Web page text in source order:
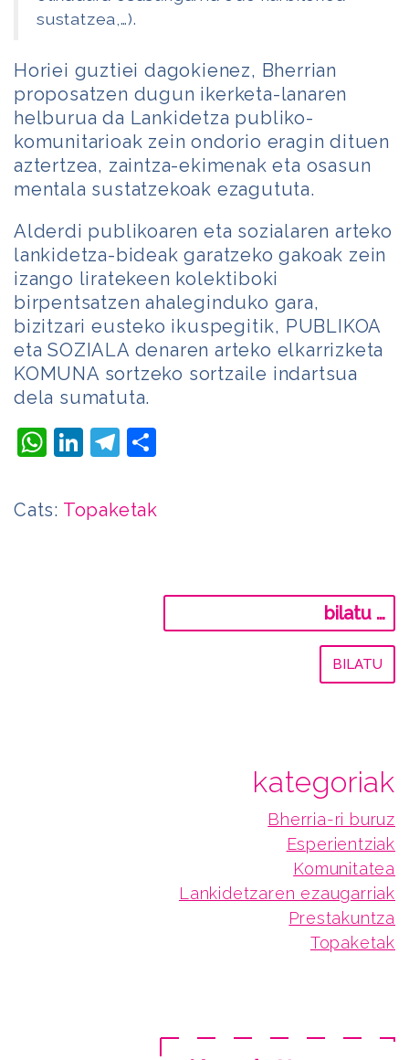
sustatzea,…).
Horiei guztiei dagokienez, Bherrian
proposatzen dugun ikerketa-lanaren
helburua da Lankidetza publiko-
komunitarioak zein ondorio eragin dituen
aztertzea, zaintza-ekimenak eta osasun
mentala sustatzekoak ezagututa.
Alderdi publikoaren eta sozialaren arteko
lankidetza-bideak garatzeko gakoak zein
izango liratekeen kolektiboki
birpentsatzen ahaleginduko gara,
bizitzari eusteko ikuspegitik, PUBLIKOA
eta SOZIALA denaren arteko elkarrizketa
KOMUNA sortzeko sortzaile indartsua
dela sumatuta.
WhatsApp
LinkedIn
Telegram
Cats: Topaketak
kategoriak
Bherria-ri buruz
Esperientziak
Komunitatea
Lankidetzaren ezaugarriak
Prestakuntza
Topaketak